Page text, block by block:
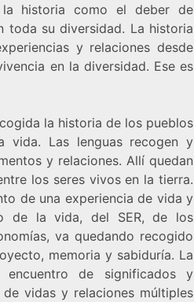
la historia como el deber de
toda su diversidad. La historia
y relaciones desde
en la diversidad. Ese es
la historia de los pueblos
Las lenguas recogen y
y relaciones. Allí quedan
los seres vivos en la tierra.
de una experiencia de vida y
de la vida, del SER, de los
va quedando recogido
memoria y sabiduría. La
de significados y
vidas y relaciones múltiples